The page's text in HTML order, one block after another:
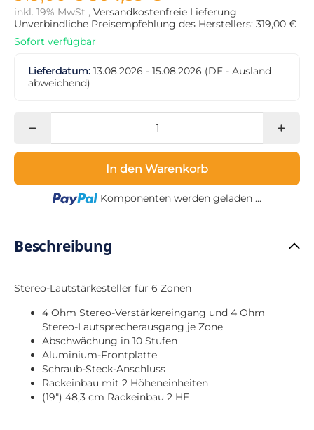
inkl. 19% MwSt , Versandkostenfreie Lieferung
Unverbindliche Preisempfehlung des Herstellers: 319,00 €
Sofort verfügbar
Lieferdatum: 13.08.2026 - 15.08.2026 (DE - Ausland
abweichend)
In den Warenkorb
Loading...
Komponenten werden geladen ...
Beschreibung
Stereo-Lautstärkesteller für 6 Zonen
4 Ohm Stereo-Verstärkereingang und 4 Ohm
Stereo-Lautsprecherausgang je Zone
Abschwächung in 10 Stufen
Aluminium-Frontplatte
Schraub-Steck-Anschluss
Rackeinbau mit 2 Höheneinheiten
(19") 48,3 cm Rackeinbau 2 HE